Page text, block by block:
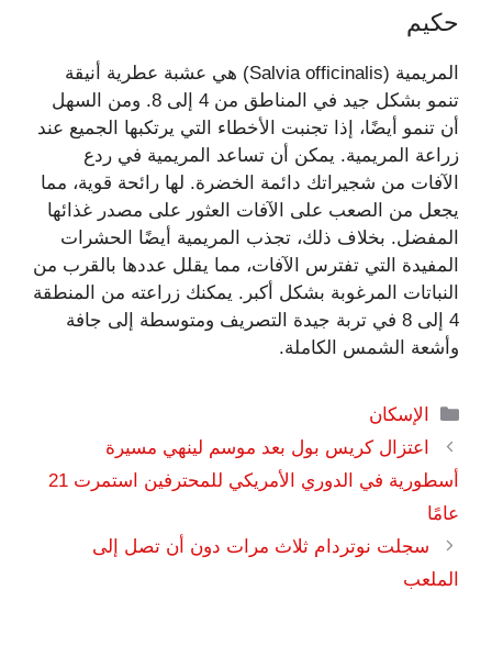
حكيم
المريمية (Salvia officinalis) هي عشبة عطرية أنيقة
تنمو بشكل جيد في المناطق من 4 إلى 8. ومن السهل
أن تنمو أيضًا، إذا تجنبت الأخطاء التي يرتكبها الجميع عند
زراعة المريمية. يمكن أن تساعد المريمية في ردع
الآفات من شجيراتك دائمة الخضرة. لها رائحة قوية، مما
يجعل من الصعب على الآفات العثور على مصدر غذائها
المفضل. بخلاف ذلك، تجذب المريمية أيضًا الحشرات
المفيدة التي تفترس الآفات، مما يقلل عددها بالقرب من
النباتات المرغوبة بشكل أكبر. يمكنك زراعته من المنطقة
4 إلى 8 في تربة جيدة التصريف ومتوسطة إلى جافة
وأشعة الشمس الكاملة.
التصنيفات
الإسكان
اعتزال كريس بول بعد موسم لينهي مسيرة
أسطورية في الدوري الأمريكي للمحترفين استمرت 21
عامًا
سجلت نوتردام ثلاث مرات دون أن تصل إلى
الملعب